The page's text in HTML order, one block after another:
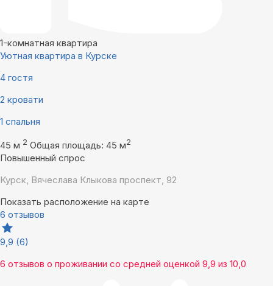
1-комнатная квартира
Уютная квартира в Курске
4 гостя
2 кровати
1 спальня
45 м 2 Общая площадь: 45 м2
Повышенный спрос
Курск, Вячеслава Клыкова проспект, 92
Показать расположение на карте
6 отзывов
9,9 (6)
6 отзывов о проживании со средней оценкой 9,9 из 10,0